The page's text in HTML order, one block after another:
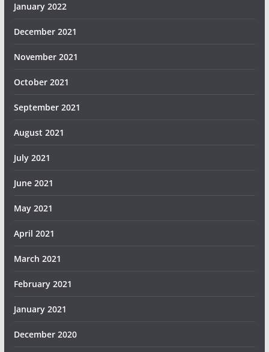
January 2022
December 2021
November 2021
October 2021
September 2021
August 2021
July 2021
June 2021
May 2021
April 2021
March 2021
February 2021
January 2021
December 2020